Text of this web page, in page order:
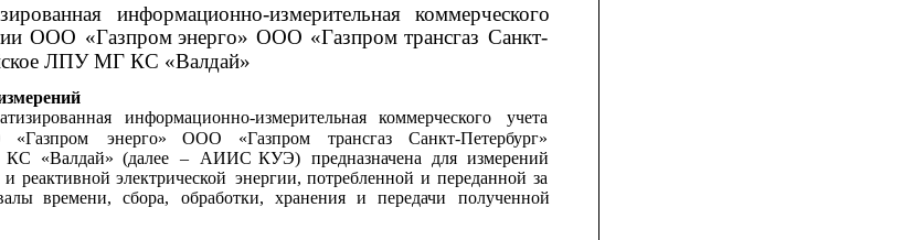
информационно-измерительная
коммерческого
ООО «Газпром энерго» ООО «Газпром трансгаз Санкт-
ЛПУ МГ КС «Валдай»
информационно-измерительная коммерческого
учета
«Газпром энерго» ООО «Газпром трансгаз
Санкт-Петербург»
КС «Валдай» (далее – АИИС КУЭ) предназначена для измерений
и реактивной электрической энергии, потребленной и переданной за
времени, сбора, обработки, хранения и передачи
полученной